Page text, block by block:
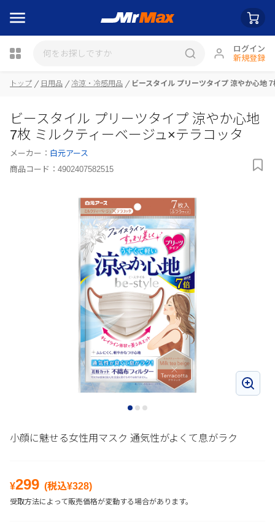
ログイン
新規登録
瓶詰
トップ 日用品 冷涼・冷感用品 ビースタイル プリーツタイプ 涼やか心地
ビースタイル プリーツタイプ 涼やか心地
7枚 ミルクティーベージュ×テラコッタ
メーカー： 白元アース
商品コード： 4902407582515
小顔に魅せる女性用マスク 通気性がよくて息がラク
¥299 (税込¥328)
受取方法によって販売価格が変動する場合があります。